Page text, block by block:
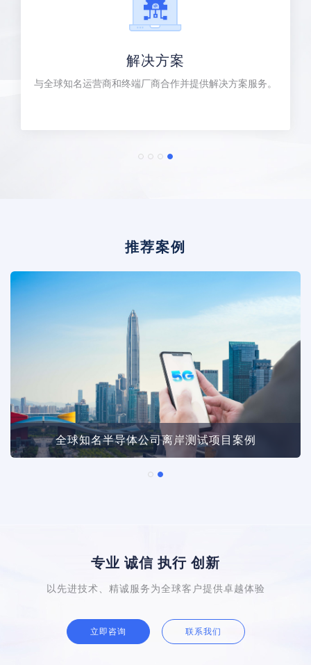
解决方案
与全球知名运营商和终端厂商合作并提供解决方案服务。
推荐案例
全球知名半导体公司离岸测试项目案例
专业 诚信 执行 创新
以先进技术、精诚服务为全球客户提供卓越体验
立即咨询 联系我们